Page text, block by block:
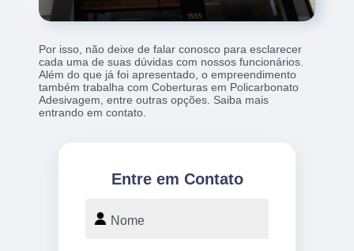
Por isso, não deixe de falar conosco para esclarecer
cada uma de suas dúvidas com nossos funcionários.
Além do que já foi apresentado, o empreendimento
também trabalha com Coberturas em Policarbonato
Adesivagem, entre outras opções. Saiba mais
entrando em contato.
Entre em Contato